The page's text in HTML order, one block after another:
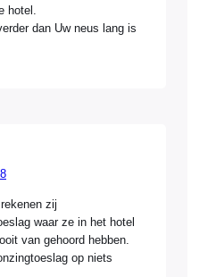
hotel.
dan Uw neus lang is
zij
waar ze in het hotel
van gehoord hebben.
op niets